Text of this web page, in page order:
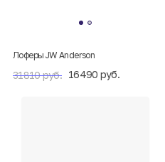
Лоферы JW Anderson
31810 руб. 16490 руб.